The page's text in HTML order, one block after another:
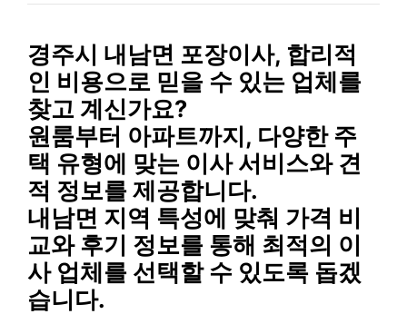
경주시 내남면 포장이사, 합리적
인 비용으로 믿을 수 있는 업체를
찾고 계신가요?
원룸부터 아파트까지, 다양한 주
택 유형에 맞는 이사 서비스와 견
적 정보를 제공합니다.
내남면 지역 특성에 맞춰 가격 비
교와 후기 정보를 통해 최적의 이
사 업체를 선택할 수 있도록 돕겠
습니다.